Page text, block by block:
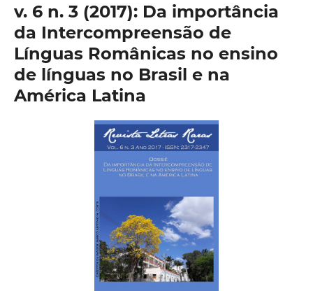
v. 6 n. 3 (2017): Da importância
da Intercompreensão de
Línguas Românicas no ensino
de línguas no Brasil e na
América Latina